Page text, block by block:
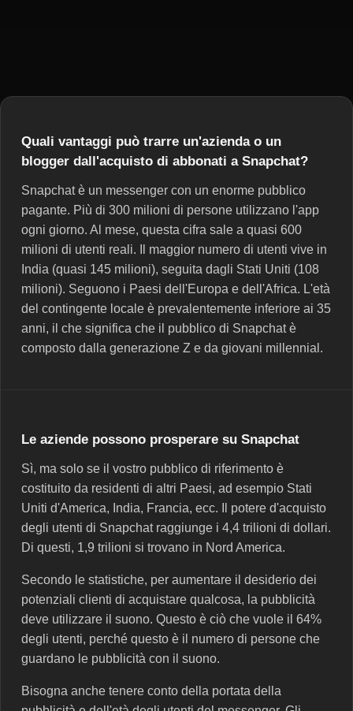
Quali vantaggi può trarre un'azienda o un
blogger dall'acquisto di abbonati a Snapchat?
Snapchat è un messenger con un enorme pubblico
pagante. Più di 300 milioni di persone utilizzano l'app
ogni giorno. Al mese, questa cifra sale a quasi 600
milioni di utenti reali. Il maggior numero di utenti vive in
India (quasi 145 milioni), seguita dagli Stati Uniti (108
milioni). Seguono i Paesi dell'Europa e dell'Africa. L'età
del contingente locale è prevalentemente inferiore ai 35
anni, il che significa che il pubblico di Snapchat è
composto dalla generazione Z e da giovani millennial.
Le aziende possono prosperare su Snapchat
Sì, ma solo se il vostro pubblico di riferimento è
costituito da residenti di altri Paesi, ad esempio Stati
Uniti d'America, India, Francia, ecc. Il potere d'acquisto
degli utenti di Snapchat raggiunge i 4,4 trilioni di dollari.
Di questi, 1,9 trilioni si trovano in Nord America.
Secondo le statistiche, per aumentare il desiderio dei
potenziali clienti di acquistare qualcosa, la pubblicità
deve utilizzare il suono. Questo è ciò che vuole il 64%
degli utenti, perché questo è il numero di persone che
guardano le pubblicità con il suono.
Bisogna anche tenere conto della portata della